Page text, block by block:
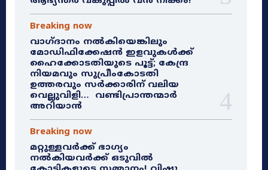
Breaking now
വാഗ്ദാനം നൽകിയെങ്കിലും
മോഡിഫിക്കേഷൻ ഇളവുകൾക്ക്
ഹൈക്കോടതിയുടെ പൂട്ട്; കേന്ദ്ര
നിയമവും സുപ്രീംകോടതി
ഉത്തരവും സർക്കാരിന് വലിയ
വെല്ലുവിളി… വണ്ടിപ്രാന്തന്മാർ
അറിയാൻ
Breaking now
മറ്റുള്ളവർക്ക് ഭാഗ്യം
നൽകിയവർക്ക് ഒടുവിൽ